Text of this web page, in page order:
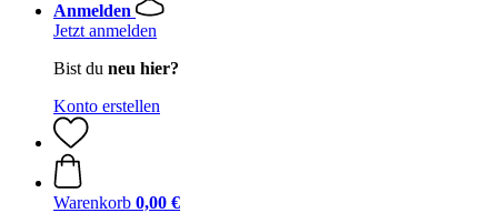
Anmelden
Jetzt anmelden
Bist du neu hier?
Konto erstellen
Warenkorb 0,00 €